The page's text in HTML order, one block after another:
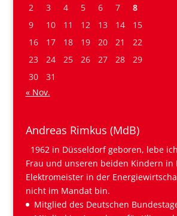
2
3 4 5 6 7
8
9
10 11 12 13 14
15
16
17 18 19 20 21
22
23
24 25 26 27 28
29
30
31
« Nov.
Andreas Rimkus (MdB)
1962 in Düsseldorf geboren, lebe
Frau und unseren beiden Kindern in
Elektromeister in der
nicht im Mandat bin.
Mitglied des Deutschen